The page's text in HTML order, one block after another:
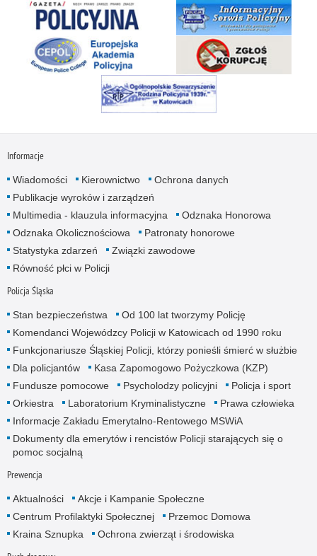
Informacje
Wiadomości Kierownictwo
Ochrona danych
Publikacje wyroków i zarządzeń
Multimedia - klauzula informacyjna
Odznaka Honorowa
Odznaka Okolicznościowa
Patronaty honorowe
Statystyka zdarzeń
Związki zawodowe
Równość płci w Policji
Policja Śląska
Stan bezpieczeństwa
Od 100 lat tworzymy Policję
Komendanci Wojewódzcy Policji w Katowicach od 1990 roku
Funkcjonariusze Śląskiej Policji, którzy ponieśli śmierć w służbie
Dla policjantów
Kasa Zapomogowo Pożyczkowa (KZP)
Fundusze pomocowe
Psycholodzy policyjni
Policja i sport
Orkiestra
Laboratorium Kryminalistyczne
Prawa człowieka
Informacje Zakładu Emerytalno-Rentowego MSWiA
Dokumenty dla emerytów i rencistów Policji starających się o
pomoc socjalną
Prewencja
Aktualności
Akcje i Kampanie Społeczne
Centrum Profilaktyki Społecznej
Przemoc Domowa
Kraina Sznupka
Ochrona zwierząt i środowiska